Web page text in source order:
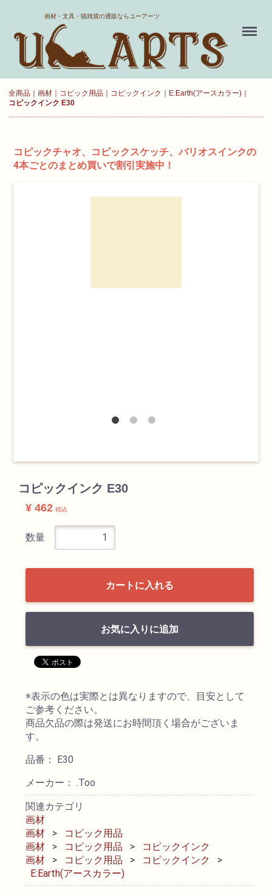
画材・文具・猫雑貨の通販ならユーアーツ
Menu
全商品 画材 コピック用品 コピックインク
E:Earth(アースカラー)
コピックインク E30
コピックチャオ、コピックスケッチ、バリオスインクの
4本ごとのまとめ買いで割引実施中！
コピックインク E30
¥ 462 税込
数量
カートに入れる
お気に入りに追加
※表示の色は実際とは異なりますので、目安として
ご参考ください。
商品欠品の際は発送にお時間頂く場合がございま
す。
品番： E30
メーカー： .Too
関連カテゴリ
画材
画材
コピック用品
画材
コピック用品
コピックインク
画材
コピック用品
コピックインク
E:Earth(アースカラー)
ホーム
送料について
ログイン
透明水彩絵具
不透明水彩絵具
アクリル絵具
油性色鉛筆
水彩色鉛筆